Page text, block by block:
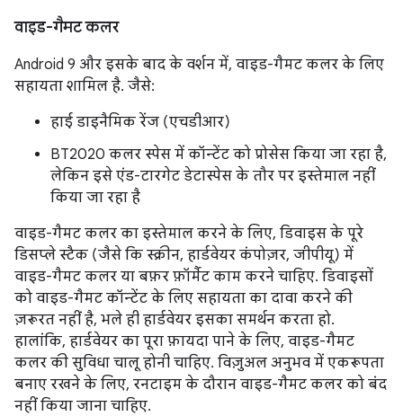
वाइड-गैमट कलर
Android 9 और इसके बाद के वर्शन में, वाइड-गैमट कलर के लिए
सहायता शामिल है. जैसे:
हाई डाइनैमिक रेंज (एचडीआर)
BT2020 कलर स्पेस में कॉन्टेंट को प्रोसेस किया जा रहा है,
लेकिन इसे एंड-टारगेट डेटास्पेस के तौर पर इस्तेमाल नहीं
किया जा रहा है
वाइड-गैमट कलर का इस्तेमाल करने के लिए, डिवाइस के पूरे
डिसप्ले स्टैक (जैसे कि स्क्रीन, हार्डवेयर कंपोज़र, जीपीयू) में
वाइड-गैमट कलर या बफ़र फ़ॉर्मैट काम करने चाहिए. डिवाइसों
को वाइड-गैमट कॉन्टेंट के लिए सहायता का दावा करने की
ज़रूरत नहीं है, भले ही हार्डवेयर इसका समर्थन करता हो.
हालांकि, हार्डवेयर का पूरा फ़ायदा पाने के लिए, वाइड-गैमट
कलर की सुविधा चालू होनी चाहिए. विज़ुअल अनुभव में एकरूपता
बनाए रखने के लिए, रनटाइम के दौरान वाइड-गैमट कलर को बंद
नहीं किया जाना चाहिए.